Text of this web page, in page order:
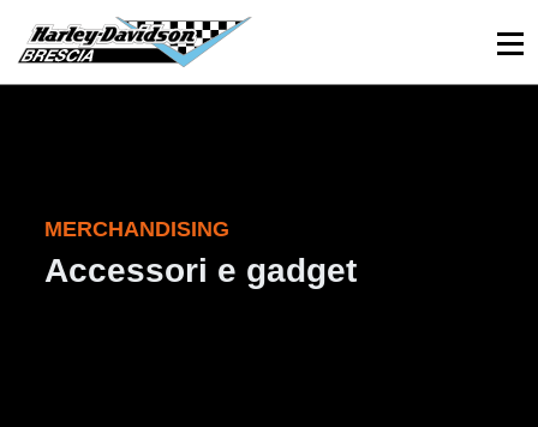
030 3366984 Viale Sant’Eufemia, 26 - Brescia
MERCHANDISING
Accessori e gadget